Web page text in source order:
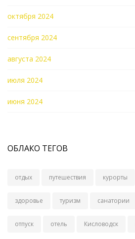
октября 2024
сентября 2024
августа 2024
июля 2024
июня 2024
ОБЛАКО ТЕГОВ
отдых путешествия курорты
здоровье туризм санатории
отпуск отель Кисловодск